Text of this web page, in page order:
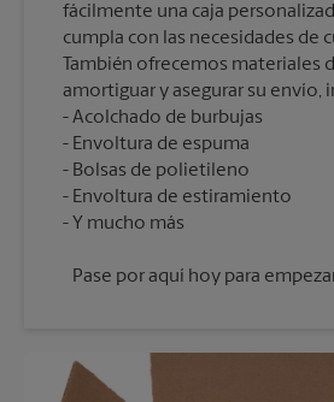
fácilmente una caja
cumpla con las necesidades de
También ofrecemos materiales
amortiguar y asegurar su envío,
Acolchado de burbujas
Envoltura de espuma
Bolsas de polietileno
Envoltura de estiramiento
Pase por aquí hoy para